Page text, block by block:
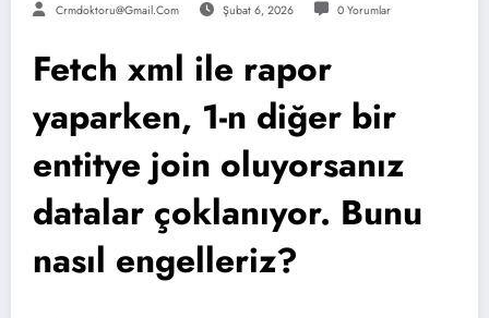
Crmdoktoru@gmail.com Şubat 6, 2026 0 Yorumlar
Fetch xml ile rapor
yaparken, 1-n diğer bir
entitye join oluyorsanız
datalar çoklanıyor. Bunu
nasıl engelleriz?